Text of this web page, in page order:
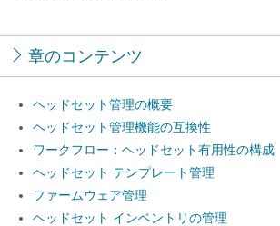
章のコンテンツ
ヘッドセット管理の概要
ヘッドセット管理機能の互換性
ワークフロー：ヘッドセット有用性の構成
ヘッドセット テンプレート管理
ファームウェア管理
ヘッドセット インベントリの管理